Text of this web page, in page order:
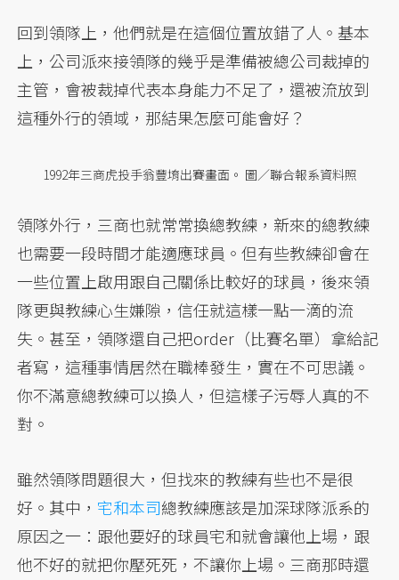
回到領隊上，他們就是在這個位置放錯了人。基本
上，公司派來接領隊的幾乎是準備被總公司裁掉的
主管，會被裁掉代表本身能力不足了，還被流放到
這種外行的領域，那結果怎麼可能會好？
1992年三商虎投手翁豐堉出賽畫面。 圖／聯合報系資料照
領隊外行，三商也就常常換總教練，新來的總教練
也需要一段時間才能適應球員。但有些教練卻會在
一些位置上啟用跟自己關係比較好的球員，後來領
隊更與教練心生嫌隙，信任就這樣一點一滴的流
失。甚至，領隊還自己把order（比賽名單）拿給記
者寫，這種事情居然在職棒發生，實在不可思議。
你不滿意總教練可以換人，但這樣子污辱人真的不
對。
雖然領隊問題很大，但找來的教練有些也不是很
好。其中， 宅和本司總教練應該是加深球隊派系的
原因之一：跟他要好的球員宅和就會讓他上場，跟
他不好的就把你壓死死，不讓你上場。三商那時還